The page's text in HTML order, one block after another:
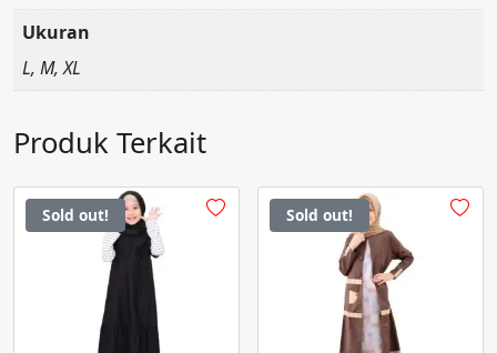
Ukuran
L, M, XL
Produk Terkait
Sold out! Sold out!